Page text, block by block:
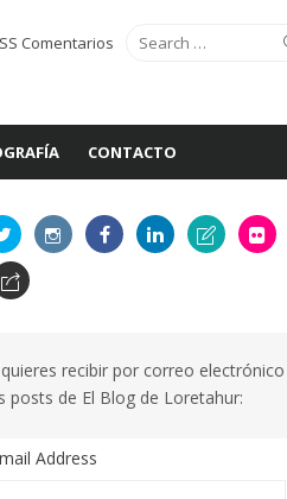
Search
for:
Comentarios
CONTACTO
recibir por correo electrónico
posts de El Blog de Loretahur:
Address